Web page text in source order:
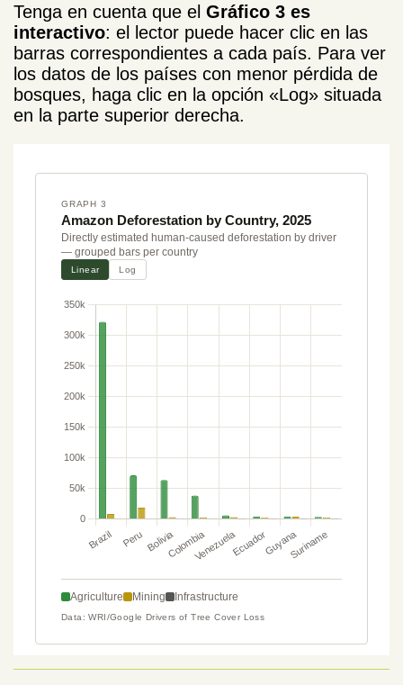
Tenga en cuenta que el Gráfico 3 es
interactivo: el lector puede hacer clic en las
barras correspondientes a cada país. Para ver
los datos de los países con menor pérdida de
bosques, haga clic en la opción «Log» situada
en la parte superior derecha.